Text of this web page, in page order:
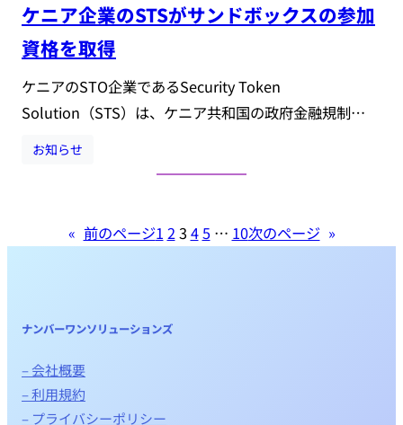
ケニア企業のSTSがサンドボックスの参加
資格を取得
ケニアのSTO企業であるSecurity Token
Solution（STS）は、ケニア共和国の政府金融規制…
お知らせ
« 前のページ1 23 45 … 10次のページ »
ナンバーワンソリューションズ
– 会社概要
– 利用規約
– プライバシーポリシー